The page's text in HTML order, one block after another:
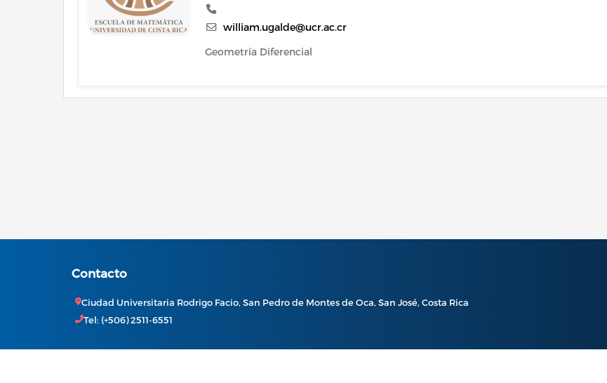
william.ugalde@ucr.ac.cr
Geometría Diferencial
Contacto
Ciudad Universitaria Rodrigo Facio, San Pedro de Montes de Oca, San José, Costa Rica
Tel: (+506) 2511-6551